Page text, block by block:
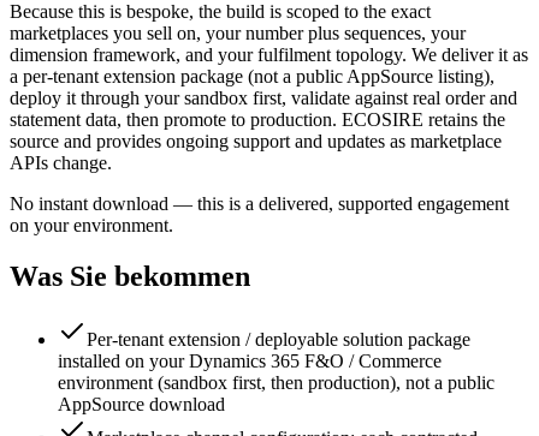
Because this is bespoke, the build is scoped to the exact
marketplaces you sell on, your number plus sequences, your
dimension framework, and your fulfilment topology. We deliver it as
a per-tenant extension package (not a public AppSource listing),
deploy it through your sandbox first, validate against real order and
statement data, then promote to production. ECOSIRE retains the
source and provides ongoing support and updates as marketplace
APIs change.
No instant download — this is a delivered, supported engagement
on your environment.
Was Sie bekommen
Per-tenant extension / deployable solution package
installed on your Dynamics 365 F&O / Commerce
environment (sandbox first, then production), not a public
AppSource download